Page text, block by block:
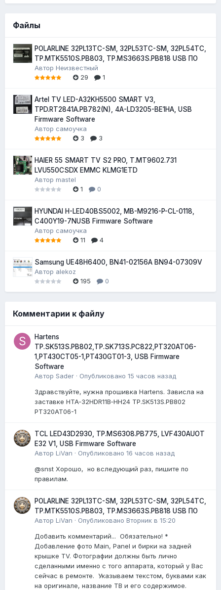
Файлы
POLARLINE 32PL13TC-SM, 32PL53TC-SM, 32PL54TC,
TP.MTK5510S.PB803, TP.MS3663S.PB818 USB ПО
Автор Неизвестный
29
1
Artel TV LED-A32KH5500 SMART V3,
TPD.RT2841A.PB782(N), 4A-LD3205-BE1HA, USB
Firmware Software
Автор самоучка
3
3
HAIER 55 SMART TV S2 PRO, T.MT9602.731
LVU550CSDX EMMC KLMG1ETD
Автор mastel
1
0
HYUNDAI H-LED40BS5002, MB-M9216-P-CL-0118,
C400Y19-7NUSB Firmware Software
Автор самоучка
11
4
Samsung UE48H6400, BN41-02156A BN94-07309V
Автор alekoz
195
0
Комментарии к файлу
Hartens
TP.SK513S.PB802,TP.SK713S.PC822,PT320AT06-
1,PT430CT05-1,PT430GT01-3, USB Firmware
Software
Автор Sader · Опубликовано 15 часов назад
Здравствуйте, нужна прошивка Hartens. Зависла на
заставке HTA‑32HDR11B‑HH24 TP.SK513S.PB802
PT320AT06-1
TCL LED43D2930, TP.MS6308.PB775, LVF430AUOT
E32 V1, USB Firmware Software
Автор LiVan · Опубликовано 16 часов назад
@snst Хорошо, но вследующий раз, пишите по
правилам.
POLARLINE 32PL13TC-SM, 32PL53TC-SM, 32PL54TC,
TP.MTK5510S.PB803, TP.MS3663S.PB818 USB ПО
Автор LiVan · Опубликовано Вторник в 15:20
Добавить комментарий... Обязательно! *
Добавление фото Main, Panel и бирки на задней
крышке TV. Фотографии должны быть лично
сделанными именно с того аппарата, который у Вас
сейчас в ремонте. Указываем текстом, буквами как
на оригинале, название ТВ и его содержимое.